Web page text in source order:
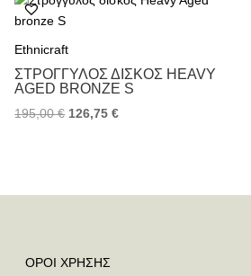
o
o
k
e
r
t
Ethnicraft
ΣΤΡΟΓΓΥΛΌΣ ΔΊΣΚΟΣ HEAVY
AGED BRONZE S
195,00€ 126,75€
ΟΡΟΙ ΧΡΗΣΗΣ